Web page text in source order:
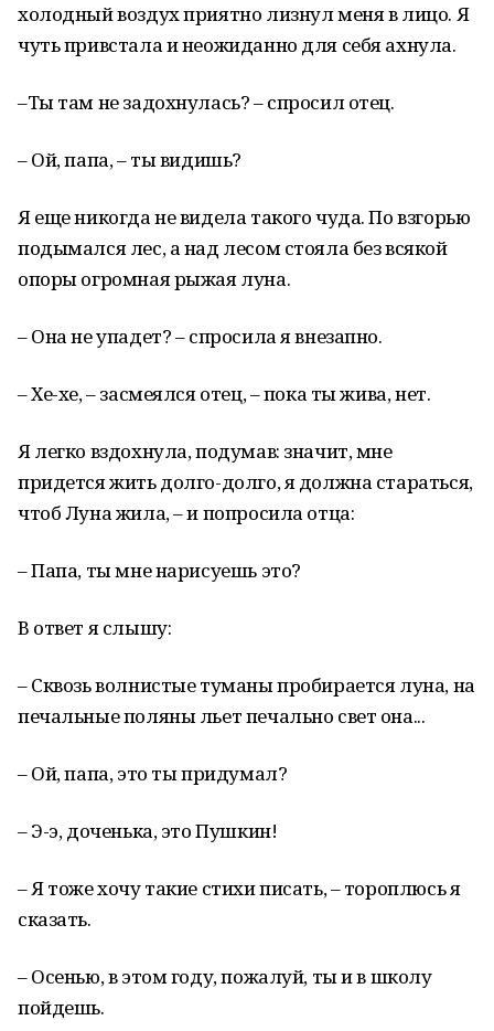
холодный воздух приятно лизнул меня в лицо. Я
чуть привстала и неожиданно для себя ахнула.
–Ты там не задохнулась? – спросил отец.
– Ой, папа, – ты видишь?
Я еще никогда не видела такого чуда. По взгорью
подымался лес, а над лесом стояла без всякой
опоры огромная рыжая луна.
– Она не упадет? – спросила я внезапно.
– Хе-хе, – засмеялся отец, – пока ты жива, нет.
Я легко вздохнула, подумав: значит, мне
придется жить долго-долго, я должна стараться,
чтоб Луна жила, – и попросила отца:
– Папа, ты мне нарисуешь это?
В ответ я слышу:
– Сквозь волнистые туманы пробирается луна, на
печальные поляны льет печально свет она...
– Ой, папа, это ты придумал?
– Э-э, доченька, это Пушкин!
– Я тоже хочу такие стихи писать, – тороплюсь я
сказать.
– Осенью, в этом году, пожалуй, ты и в школу
пойдешь.